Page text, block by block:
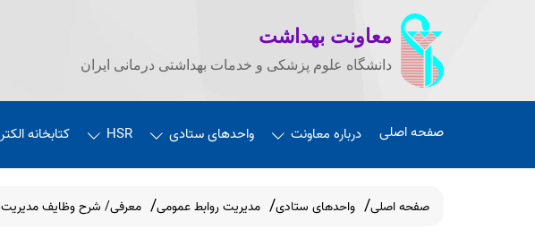
معاونت بهداشت
دانشگاه علوم پزشکی و خدمات بهداشتی درمانی ایران
صفحه اصلی درباره معاونت واحدهای ستادی HSR کتابخانه
صفحه اصلی واحدهای ستادی مدیریت روابط عمومی معرفی/ شرح وظایف مدیریت